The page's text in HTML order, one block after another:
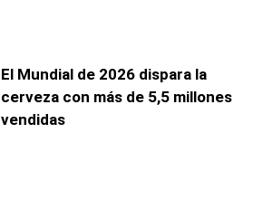
El Mundial de 2026 dispara la
cerveza con más de 5,5 millones
vendidas